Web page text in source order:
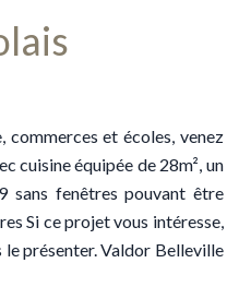
commerces et écoles, venez
cuisine équipée de 28m², un
sans fenêtres pouvant être
Si ce projet vous intéresse,
le présenter. Valdor Belleville